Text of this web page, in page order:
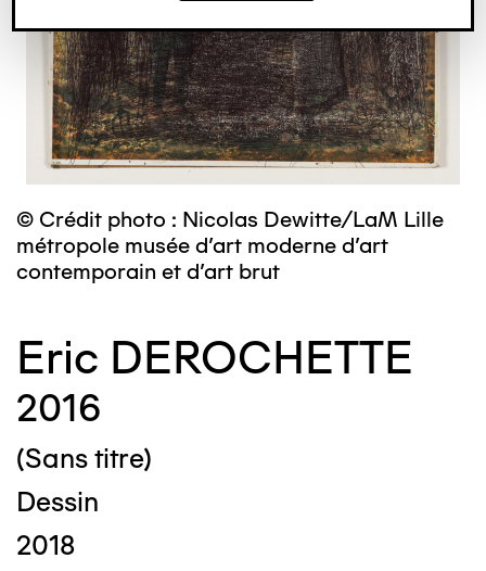
© Crédit photo : Nicolas Dewitte/LaM Lille
métropole musée d’art moderne d’art
contemporain et d’art brut
Eric DEROCHETTE
2016
(Sans titre)
Dessin
2018